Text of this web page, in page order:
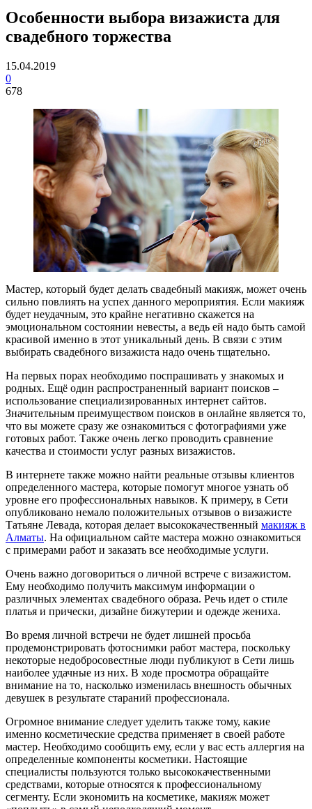
Особенности выбора визажиста для
свадебного торжества
15.04.2019
0
678
Мастер, который будет делать свадебный макияж, может очень
сильно повлиять на успех данного мероприятия. Если макияж
будет неудачным, это крайне негативно скажется на
эмоциональном состоянии невесты, а ведь ей надо быть самой
красивой именно в этот уникальный день. В связи с этим
выбирать свадебного визажиста надо очень тщательно.
На первых порах необходимо поспрашивать у знакомых и
родных. Ещё один распространенный вариант поисков –
использование специализированных интернет сайтов.
Значительным преимуществом поисков в онлайне является то,
что вы можете сразу же ознакомиться с фотографиями уже
готовых работ. Также очень легко проводить сравнение
качества и стоимости услуг разных визажистов.
В интернете также можно найти реальные отзывы клиентов
определенного мастера, которые помогут многое узнать об
уровне его профессиональных навыков. К примеру, в Сети
опубликовано немало положительных отзывов о визажисте
Татьяне Левада, которая делает высококачественный макияж в
Алматы. На официальном сайте мастера можно ознакомиться
с примерами работ и заказать все необходимые услуги.
Очень важно договориться о личной встрече с визажистом.
Ему необходимо получить максимум информации о
различных элементах свадебного образа. Речь идет о стиле
платья и прически, дизайне бижутерии и одежде жениха.
Во время личной встречи не будет лишней просьба
продемонстрировать фотоснимки работ мастера, поскольку
некоторые недобросовестные люди публикуют в Сети лишь
наиболее удачные из них. В ходе просмотра обращайте
внимание на то, насколько изменилась внешность обычных
девушек в результате стараний профессионала.
Огромное внимание следует уделить также тому, какие
именно косметические средства применяет в своей работе
мастер. Необходимо сообщить ему, если у вас есть аллергия на
определенные компоненты косметики. Настоящие
специалисты пользуются только высококачественными
средствами, которые относятся к профессиональному
сегменту. Если экономить на косметике, макияж может